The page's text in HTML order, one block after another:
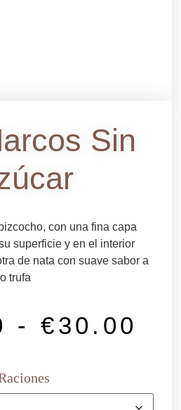
Sin
con una fina capa
superficie y en el interior
de nata con suave sabor a
trufa
- €30.00